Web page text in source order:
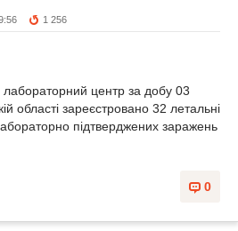
1 256
центр за добу 03
області зареєстровано 32 летальні
підтверджених заражень
0